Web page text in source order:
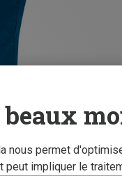
nous permet
impliquer le